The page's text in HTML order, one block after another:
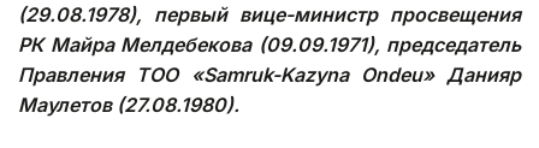
(29.08.1978), первый вице-министр просвещения
РК Майра Мелдебекова (09.09.1971), председатель
Правления ТОО «Samruk-Kazyna Ondeu»Данияр
Маулетов (27.08.1980).